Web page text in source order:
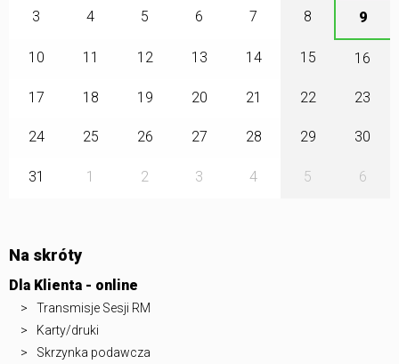
3 4 5 6 7 8 9
10 11 12 13 14 15 16
17 18 19 20 21 22 23
24 25 26 27 28 29 30
31 1 2 3 4 5 6
Na skróty
Dla Klienta - online
Transmisje Sesji RM
Karty/druki
Skrzynka podawcza